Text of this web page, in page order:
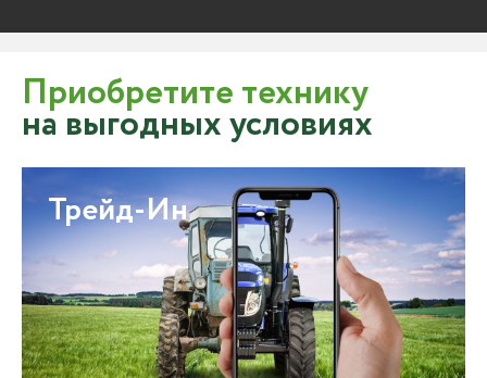
Приобретите технику
на выгодных условиях
Трейд-Ин